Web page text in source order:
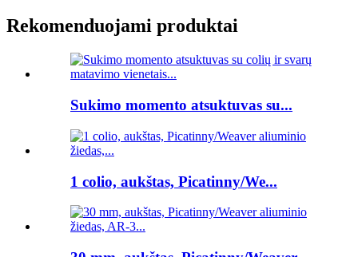
Rekomenduojami produktai
Sukimo momento atsuktuvas su...
1 colio, aukštas, Picatinny/We...